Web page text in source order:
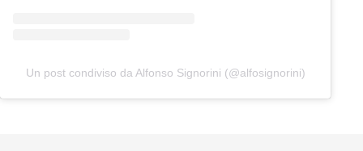
Un post condiviso da Alfonso Signorini (@alfosignorini)